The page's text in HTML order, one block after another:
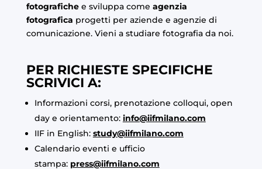
fotografichee sviluppa come agenzia
fotografica progetti per aziende e agenzie di
comunicazione. Vieni a studiare fotografia da noi.
PER RICHIESTE SPECIFICHE
SCRIVICI A:
Informazioni corsi, prenotazione colloqui, open
day e orientamento: info@iifmilano.com
IIF in English: study@iifmilano.com
Calendario eventi e ufficio
stampa: press@iifmilano.com